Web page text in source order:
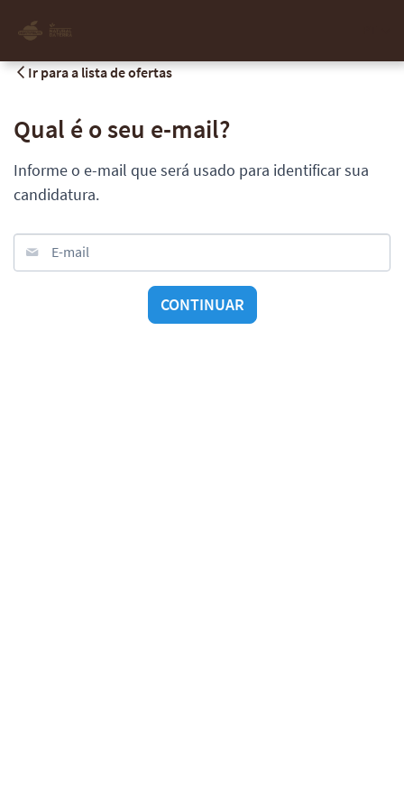
Ir para a lista de ofertas
Qual é o seu e-mail?
Informe o e-mail que será usado para identificar sua
candidatura.
E-mail
CONTINUAR